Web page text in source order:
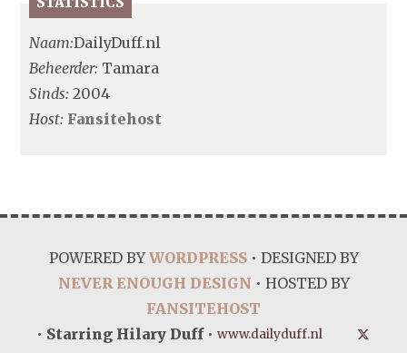
Naam:DailyDuff.nl
Beheerder: Tamara
Sinds: 2004
Host: Fansitehost
POWERED BYWORDPRESS• DESIGNED BY
NEVER ENOUGH DESIGN • HOSTED BY
FANSITEHOST
• Starring Hilary Duff• www.dailyduff.nl